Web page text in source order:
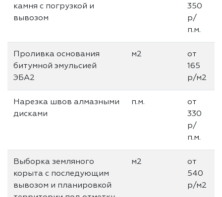
камня с погрузкой и
вывозом
350
р/
п.м.
Проливка основания
битумной эмульсией
ЭБА2
м2
от
165
р/м2
Нарезка швов алмазными
дисками
п.м.
от
330
р/
п.м.
Выборка земляного
корыта с последующим
вывозом и планировкой
м2
от
540
р/м2